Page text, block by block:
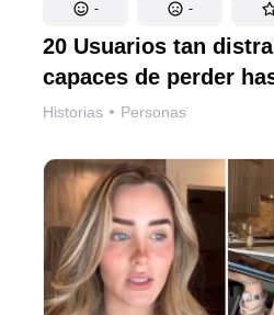
- -
20 Usuarios tan
capaces de perder
Historias Personas